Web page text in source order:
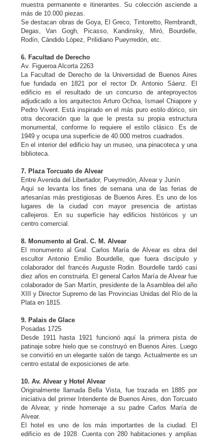
muestra permanente e itinerantes. Su colección asciende a
más de 10.000 piezas.
Se destacan obras de Goya, El Greco, Tintoretto, Rembrandt,
Degas, Van Gogh, Picasso, Kandinsky, Miró, Bourdelle,
Rodín, Cándido López, Prilidiano Pueyrredón, etc.
6. Facultad de Derecho
Av. Figueroa Alcorta 2263
La Facultad de Derecho de la Universidad de Buenos Aires
fue fundada en 1821 por el rector Dr. Antonio Sáenz. El
edificio es el resultado de un concurso de anteproyectos
adjudicado a los arquitectos Arturo Ochoa, Ismael Chiapore y
Pedro Vivent. Está inspirado en el más puro estilo dórico, sin
otra decoración que la que le presta su propia estructura
monumental, conforme lo requiere el estilo clásico. Es de
1949 y ocupa una superficie de 40.000 metros cuadrados.
En el interior del edificio hay un museo, una pinacoteca y una
biblioteca.
7. Plaza Torcuato de Alvear
Entre Avenida del Libertador, Pueyrredón, Alvear y Junín
Aquí se levanta los fines de semana una de las ferias de
artesanías más prestigiosas de Buenos Aires. Es uno de los
lugares de la ciudad con mayor presencia de artistas
callejeros. En su superficie hay edificios históricos y un
centro comercial.
8. Monumento al Gral. C. M. Alvear
El monumento al Gral. Carlos María de Alvear es obra del
escultor Antonio Emilio Bourdelle, que fuera discípulo y
colaborador del francés Auguste Rodin. Bourdelle tardó casi
diez años en construirla. El general Carlos María de Alvear fue
colaborador de San Martín, presidente de la Asamblea del año
XIII y Director Supremo de las Provincias Unidas del Río de la
Plata en 1815.
9. Palais de Glace
Posadas 1725
Desde 1911 hasta 1921 funcionó aquí la primera pista de
patinaje sobre hielo que se construyó en Buenos Aires. Luego
se convirtió en un elegante salón de tango. Actualmente es un
centro estatal de exposiciones de arte.
10. Av. Alvear y Hotel Alvear
Originalmente llamada Bella Vista, fue trazada en 1885 por
iniciativa del primer Intendente de Buenos Aires, don Torcuato
de Alvear, y rinde homenaje a su padre Carlos María de
Alvear.
El hotel es uno de los más importantes de la ciudad. El
edificio es de 1928. Cuenta con 280 habitaciones y amplias